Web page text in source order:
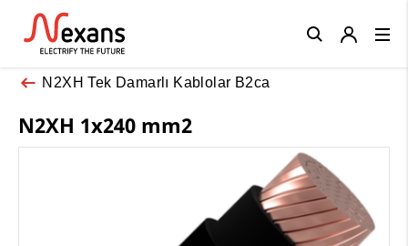
N2XH Tek Damarlı Kablolar B2ca
N2XH 1x240 mm2
Close